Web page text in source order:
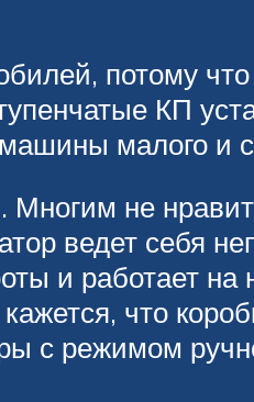
потому
КП
малого и
Многим не
ведет себя
и работает
что
с режимом